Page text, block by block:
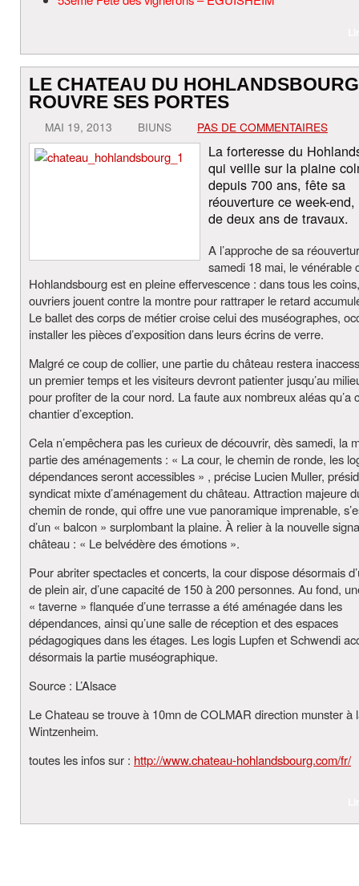
LE CHATEAU DU HOHLANDSBOURG
ROUVRE SES PORTES
MAI 19, 2013 BIUNS PAS DE COMMENTAIRES
La forteresse du
qui veille sur la plaine
depuis 700 ans, fête sa
réouverture ce week-
de deux ans de travaux.
A l’approche de sa
samedi 18 mai, le vénérable
Hohlandsbourg est en pleine effervescence : dans tous les
ouvriers jouent contre la montre pour rattraper le retard
Le ballet des corps de métier croise celui des muséographes,
installer les pièces d’exposition dans leurs écrins de verre.
Malgré ce coup de collier, une partie du château restera
un premier temps et les visiteurs devront patienter jusqu’au
pour profiter de la cour nord. La faute aux nombreux aléas qu’a
chantier d’exception.
Cela n’empêchera pas les curieux de découvrir, dès samedi, la
partie des aménagements : « La cour, le chemin de ronde, les
dépendances seront accessibles » , précise Lucien Muller,
syndicat mixte d’aménagement du château. Attraction majeure
chemin de ronde, qui offre une vue panoramique imprenable,
d’un « balcon » surplombant la plaine. À relier à la nouvelle
château : « Le belvédère des émotions ».
Pour abriter spectacles et concerts, la cour dispose désormais
de plein air, d’une capacité de 150 à 200 personnes. Au fond,
« taverne » flanquée d’une terrasse a été aménagée dans les
dépendances, ainsi qu’une salle de réception et des espaces
pédagogiques dans les étages. Les logis Lupfen et Schwendi
désormais la partie muséographique.
Source : L’Alsace
Le Chateau se trouve à 10mn de COLMAR direction munster à
Wintzenheim.
toutes les infos sur : http://www.chateau-hohlandsbourg.com/fr/